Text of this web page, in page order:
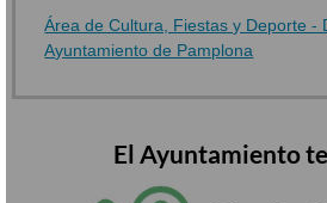
Área de Cultura, Fiestas y Deporte -
Ayuntamiento de Pamplona
El Ayuntamiento